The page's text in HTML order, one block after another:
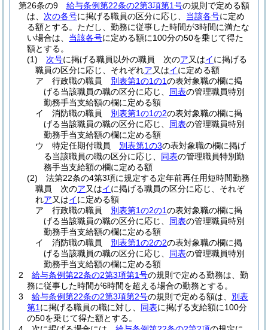
第26条の9
給与条例第22条の2第3項第1号の規則で定める額
は、 次の各号に掲げる職員の区分に応じ、 当該各号に定め
る額とする。 ただし、勤務に従事した時間が3時間に満たな
い場合は、 当該各号に定める額に100分の50を乗じて得た
額とする。
(1)
次号に掲げる職員以外の職員 次のア又はイに掲げる
職員の区分に応じ、それぞれア又はイに定める額
ア
行政職の職員 別表第1の1の1の表対象職の欄に掲
げる当該職員の職の区分に応じ、 同表の管理職員特別
勤務手当支給額の欄に定める額
イ
消防職の職員 別表第1の1の2の表対象職の欄に掲
げる当該職員の職の区分に応じ、 同表の管理職員特別
勤務手当支給額の欄に定める額
ウ
特定任期付職員 別表第1の3の表対象職の欄に掲げ
る当該職員の職の区分に応じ、 同表の管理職員特別勤
務手当支給額の欄に定める額
(2)
法第22条の4第3項に規定する定年前再任用短時間勤務
職員 次のア又はイに掲げる職員の区分に応じ、それぞ
れア又はイに定める額
ア
行政職の職員 別表第1の2の1の表対象職の欄に掲
げる当該職員の職の区分に応じ、 同表の管理職員特別
勤務手当支給額の欄に定める額
イ
消防職の職員 別表第1の2の2の表対象職の欄に掲
げる当該職員の職の区分に応じ、 同表の管理職員特別
勤務手当支給額の欄に定める額
2
給与条例第22条の2第3項第1号の規則で定める勤務は、勤
務に従事した時間が6時間を超える場合の勤務とする。
3
給与条例第22条の2第3項第2号の規則で定める額は、 別表
第1 に掲げる職員の職に対し、 同表に掲げる支給額に100分
の50を乗じて得た額とする。